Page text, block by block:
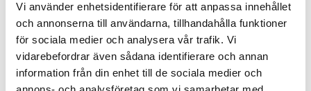
Vi använder enhetsidentifierare för att anpassa innehållet
och annonserna till användarna, tillhandahålla funktioner
för sociala medier och analysera vår trafik. Vi
vidarebefordrar även sådana identifierare och annan
information från din enhet till de sociala medier och